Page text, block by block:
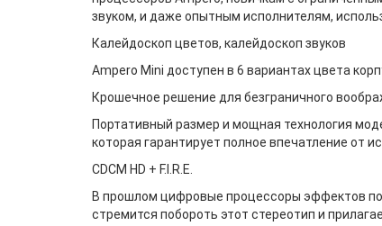
звуком, и даже опытным исполнителям,
Калейдоскоп цветов, калейдоскоп звуков
Ampero Mini доступен в 6 вариантах цвета
Крошечное решение для безграничного
Портативный размер и мощная технология
которая гарантирует полное впечатление от
CDCM HD + F.I.R.E.
В прошлом цифровые процессоры эффектов
стремится побороть этот стереотип и